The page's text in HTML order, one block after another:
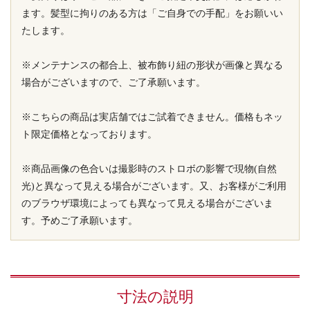
ます。髪型に拘りのある方は「ご自身での手配」をお願いい
たします。
※メンテナンスの都合上、被布飾り紐の形状が画像と異なる
場合がございますので、ご了承願います。
※こちらの商品は実店舗ではご試着できません。価格もネッ
ト限定価格となっております。
※商品画像の色合いは撮影時のストロボの影響で現物(自然
光)と異なって見える場合がございます。又、お客様がご利用
のブラウザ環境によっても異なって見える場合がございま
す。予めご了承願います。
寸法の説明